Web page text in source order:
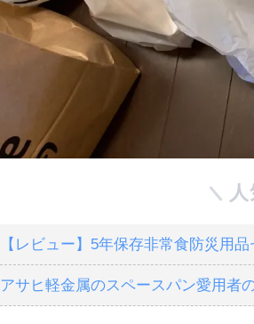
【レビュー】5年保存非常食防災用
アサヒ軽金属のスペースパン愛用者